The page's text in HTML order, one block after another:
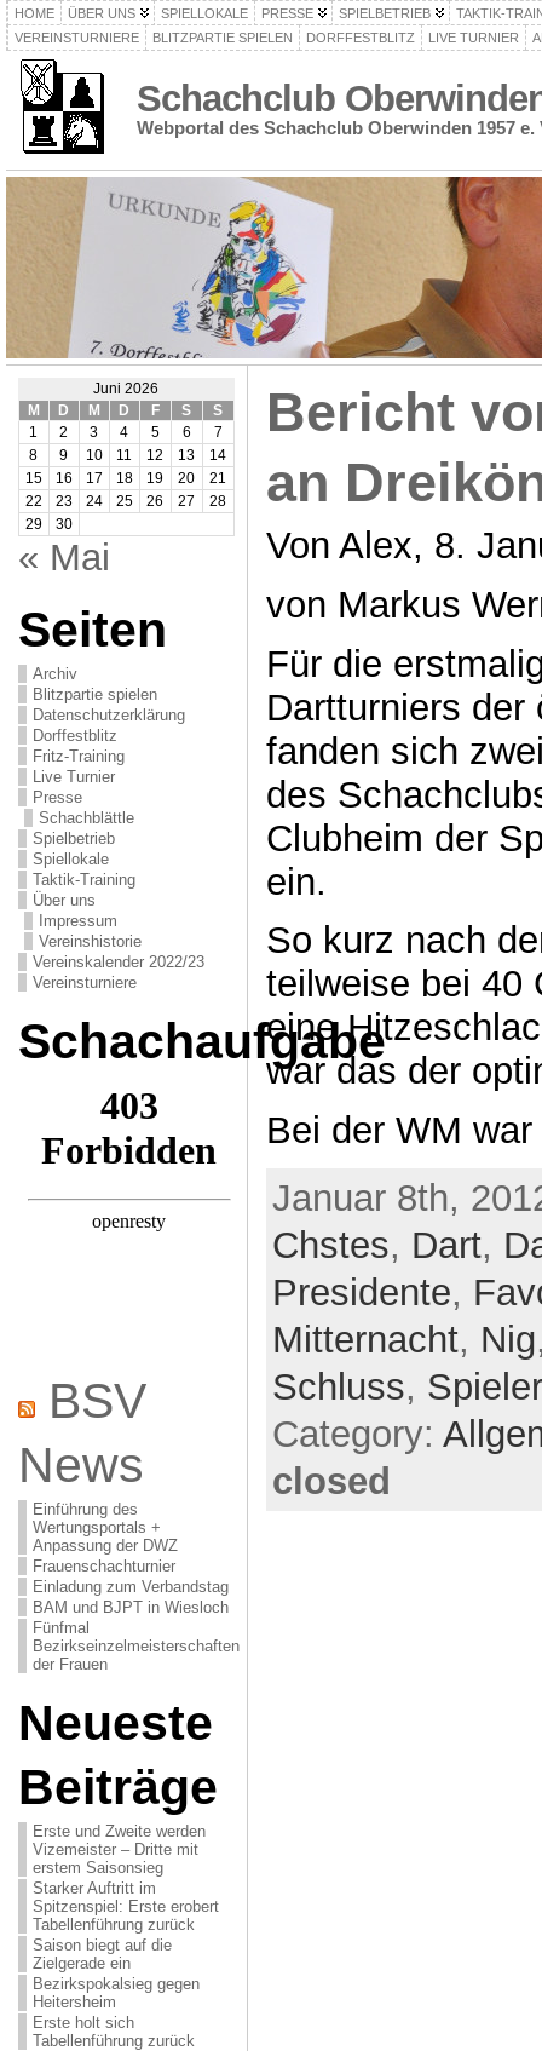
HOME ÜBER UNS SPIELLOKALE PRESSE SPIELBETRIEB
TAKTIK-
VEREINSTURNIERE
BLITZPARTIE SPIELEN DORFFESTBLITZ LIVE TURNIER
Schachclub
Webportal des Schachclub Oberwinden 1957 e.
Juni 2026
M
D M D F S
S
1
2 3 4 5 6
7
8
9 10 11 12 13
14
15
16 17 18 19 20
21
22
23 24 25 26 27
28
29
30
« Mai
Seiten
Archiv
Blitzpartie spielen
Datenschutzerklärung
Dorffestblitz
Fritz-Training
Live Turnier
Presse
Schachblättle
Spielbetrieb
Spiellokale
Taktik-Training
Über uns
Impressum
Vereinshistorie
Vereinskalender 2022/23
Vereinsturniere
Schachaufgabe
BSV
News
Einführung des
Wertungsportals +
Anpassung der DWZ
Frauenschachturnier
Einladung zum Verbandstag
BAM und BJPT in Wiesloch
Fünfmal
Bezirkseinzelmeisterschaften
der Frauen
Neueste
Beiträge
Erste und Zweite werden
Vizemeister – Dritte mit
erstem Saisonsieg
Starker Auftritt im
Spitzenspiel: Erste erobert
Tabellenführung zurück
Saison biegt auf die
Zielgerade ein
Bezirkspokalsieg gegen
Heitersheim
Erste holt sich
Tabellenführung zurück
Bericht
an
Von Alex, 8.
von Markus
Für die
Dartturniers der
fanden sich
des
Clubheim der
ein.
So kurz nach
teilweise bei 40
eine
war das der
Bei der WM
Januar 8th,
Chstes, Dart,
Presidente,
Mitternacht, Nig
Schluss, Spieler
Category:
closed